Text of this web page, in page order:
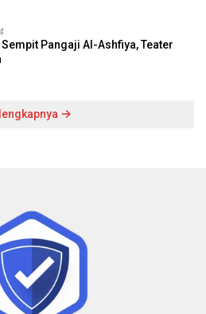
Sempit Pangaji Al-Ashfiya, Teater